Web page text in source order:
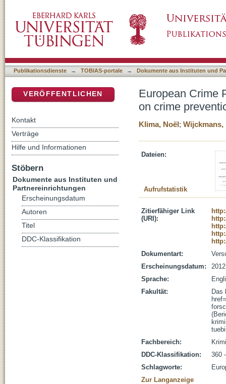
Europe
Publikationsdienste → TOBIAS-portale → Dokumente aus Instituten und
European Crime
on crime
Klima, Noël; Wijckmans,
Dateien:
Aufrufstatistik
Zitierfähiger Link
(URI):
Dokumentart:
Erscheinungsdatum:
2012
Sprache:
Fakultät:
Das
Fachbereich:
DDC-Klassifikation:
360
Schlagworte:
Zur Langanzeige
VERÖFFENTLICHEN
Kontakt
Verträge
Hilfe und Informationen
Stöbern
Dokumente aus Instituten und
Partnereinrichtungen
Erscheinungsdatum
Autoren
Titel
DDC-Klassifikation